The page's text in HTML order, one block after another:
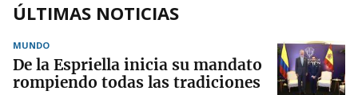
ÚLTIMAS NOTICIAS
MUNDO
De la Espriella inicia su mandato
rompiendo todas las tradiciones